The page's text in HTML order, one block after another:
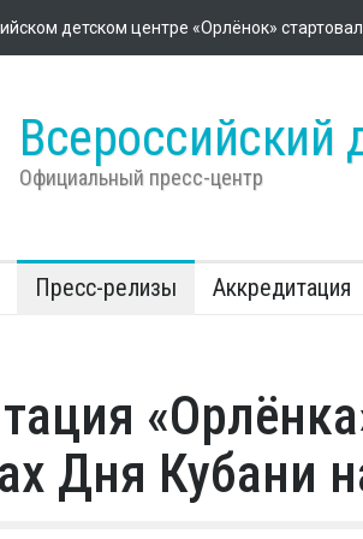
хочу мечтать и до звезды рукой достать!»
Всероссийский
Официальный пресс-центр
Пресс-релизы Аккредитация
Дня Кубани